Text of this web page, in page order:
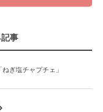
事
ぎ塩チャプチェ」